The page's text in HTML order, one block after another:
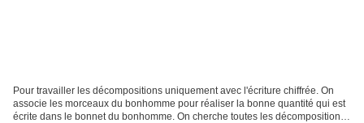
Pour travailler les décompositions uniquement avec l'écriture chiffrée. On
associe les morceaux du bonhomme pour réaliser la bonne quantité qui est
écrite dans le bonnet du bonhomme. On cherche toutes les décompositions